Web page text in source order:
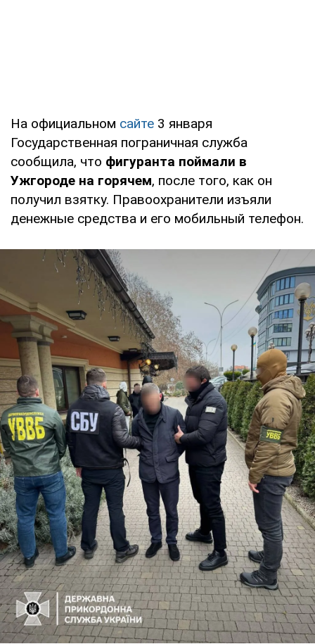
На официальном сайте 3 января
Государственная пограничная служба
сообщила, что фигуранта поймали в
Ужгороде на горячем, после того, как он
получил взятку. Правоохранители изъяли
денежные средства и его мобильный телефон.